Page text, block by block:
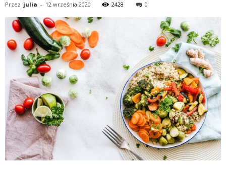
Przez julia - 12 września 2020 2428 0